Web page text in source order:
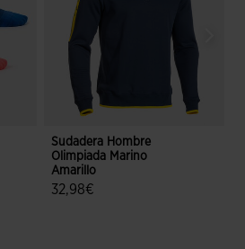
Sudadera Hombre
Olimpiada Marino
Amarillo
32,98€